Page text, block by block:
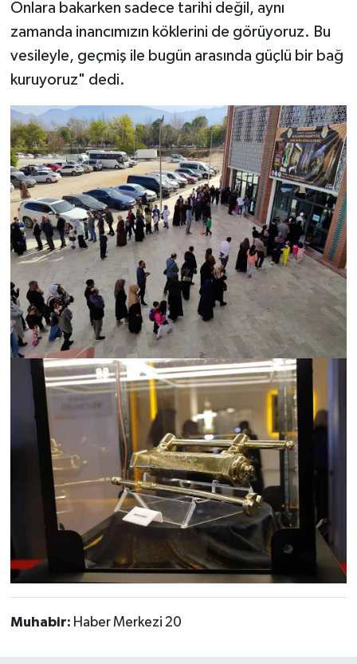
Onlara bakarken sadece tarihi değil, aynı
zamanda inancımızın köklerini de görüyoruz. Bu
vesileyle, geçmiş ile bugün arasında güçlü bir bağ
kuruyoruz" dedi.
Muhabir: Haber Merkezi 20